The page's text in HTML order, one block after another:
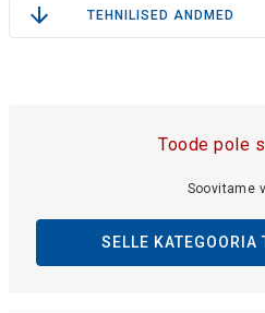
TEHNILISED ANDMED
Toode pole
Soovitame
SELLE KATEGOORIA